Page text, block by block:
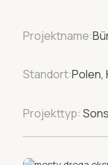
Projektname:
Standort:Polen,
Projekttyp: